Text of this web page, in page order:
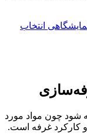
شود چون مواد مورد
و کارکرد غرفه است.